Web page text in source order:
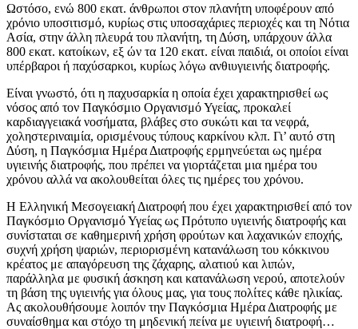
Ωστόσο, ενώ 800 εκατ. άνθρωποι στον πλανήτη υποφέρουν από
χρόνιο υποσιτισμό, κυρίως στις υποσαχάριες περιοχές και τη Νότια
Ασία, στην άλλη πλευρά του πλανήτη, τη Δύση, υπάρχουν άλλα
800 εκατ. κατοίκων, εξ ών τα 120 εκατ. είναι παιδιά, οι οποίοι είναι
υπέρβαροι ή παχύσαρκοι, κυρίως λόγω ανθιυγιεινής διατροφής.
Είναι γνωστό, ότι η παχυσαρκία η οποία έχει χαρακτηρισθεί ως
νόσος από τον Παγκόσμιο Οργανισμό Υγείας, προκαλεί
καρδιαγγειακά νοσήματα, βλάβες στο συκώτι και τα νεφρά,
χοληστεριναιμία, ορισμένους τύπους καρκίνου κλπ. Γι’ αυτό στη
Δύση, η Παγκόσμια Ημέρα Διατροφής ερμηνεύεται ως ημέρα
υγιεινής διατροφής, που πρέπει να γιορτάζεται μια ημέρα του
χρόνου αλλά να ακολουθείται όλες τις ημέρες του χρόνου.
Η Ελληνική Μεσογειακή Διατροφή που έχει χαρακτηρισθεί από τον
Παγκόσμιο Οργανισμό Υγείας ως Πρότυπο υγιεινής διατροφής και
συνίσταται σε καθημερινή χρήση φρούτων και λαχανικών εποχής,
συχνή χρήση ψαριών, περιορισμένη κατανάλωση του κόκκινου
κρέατος με απαγόρευση της ζάχαρης, αλατιού και λιπών,
παράλληλα με φυσική άσκηση και κατανάλωση νερού, αποτελούν
τη βάση της υγιεινής για όλους μας, για τους πολίτες κάθε ηλικίας.
Ας ακολουθήσουμε λοιπόν την Παγκόσμια Ημέρα Διατροφής με
συναίσθημα και στόχο τη μηδενική πείνα με υγιεινή διατροφή…